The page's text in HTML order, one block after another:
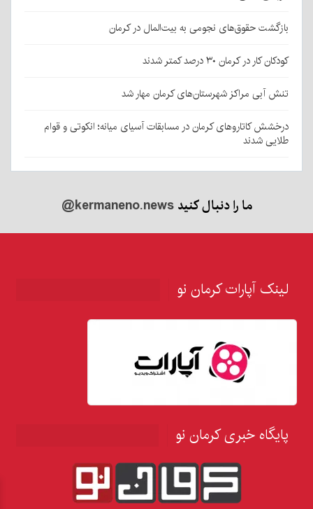
بازگشت حقوق‌های نجومی به بیت‌المال در کرمان
کودکان کار در کرمان ۳۰ درصد کمتر شدند
تنش آبی مراکز شهرستان‌های کرمان مهار شد
درخشش کاتاروهای کرمان در مسابقات آسیای میانه؛ انکوتی و قوام
طلایی شدند
ما را دنبال کنید@kermaneno.news
لینک آپارات کرمان نو
پایگاه خبری کرمان نو